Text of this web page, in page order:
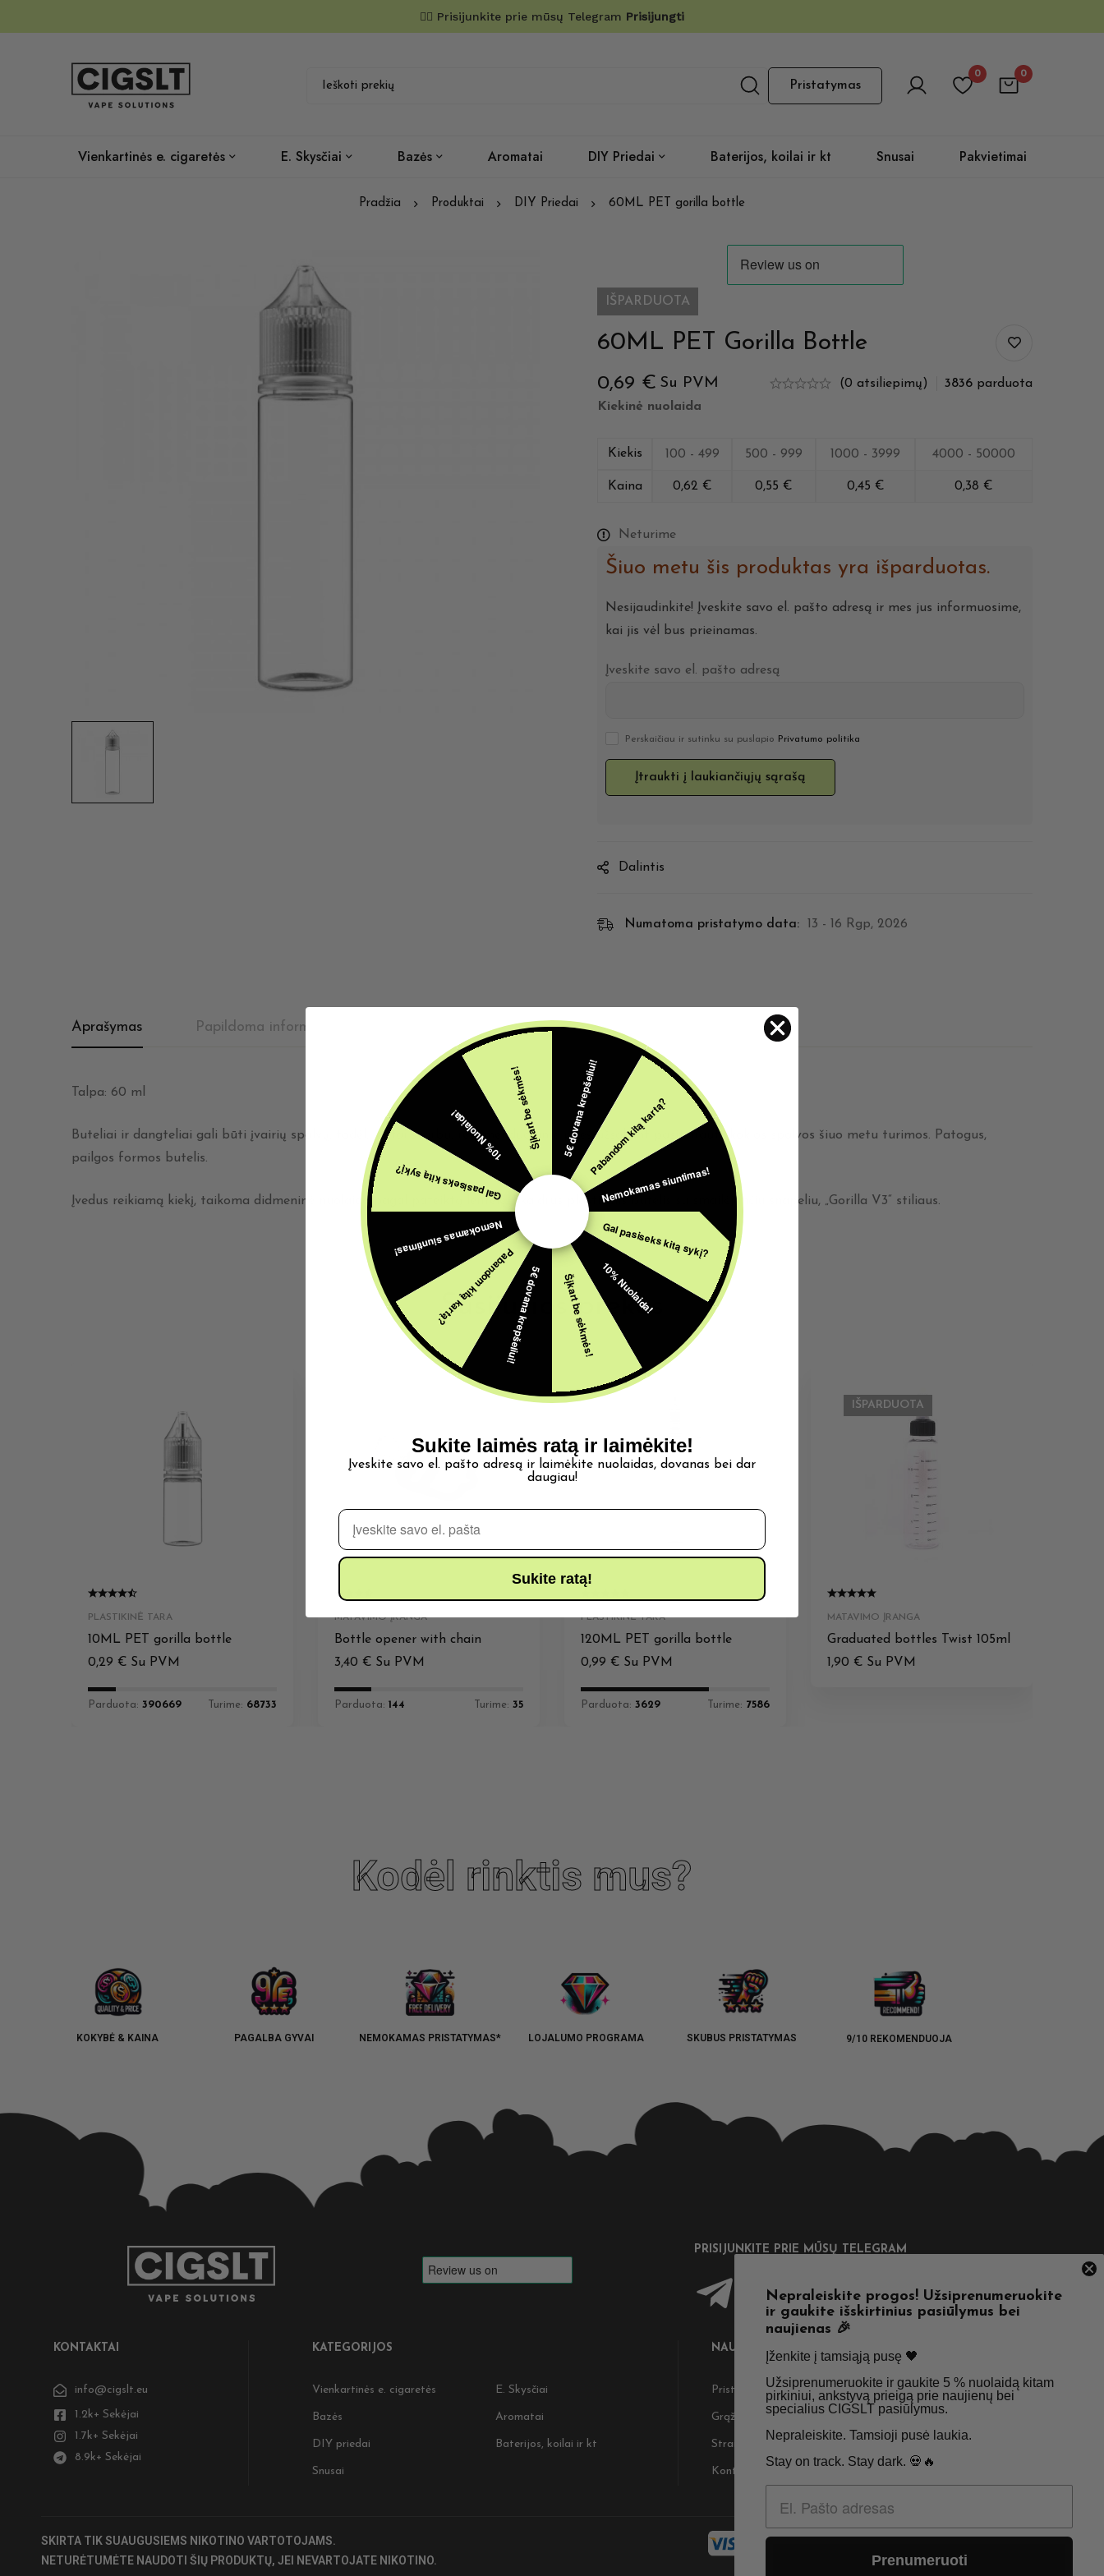
✌🏼 Prisijunkite prie mūsų Telegram Prisijungti
Pristatymas
0 0
Vienkartinės e. cigaretės E. Skysčiai Bazės Aromatai DIY Priedai Baterijos, koilai ir kt Snusai Pakvietimai
Pradžia Produktai DIY Priedai 60ML PET gorilla bottle
IŠPARDUOTA
60ML PET Gorilla Bottle
0,69 € Su PVM (0 atsiliepimų) 3836 parduota
Kiekinė nuolaida
Kiekis 100 - 499 500 - 999 1000 - 3999 4000 - 50000
Kaina 0,62 € 0,55 € 0,45 € 0,38 €
Neturime
Šiuo metu šis produktas yra išparduotas.
Nesijaudinkite! Įveskite savo el. pašto adresą ir mes jus informuosime,
kai jis vėl bus prieinamas.
Įveskite savo el. pašto adresą
Perskaičiau ir sutinku su puslapio Privatumo politika
Dalintis
Numatoma pristatymo data: 13 - 16 Rgp, 2026
Aprašymas Papildoma informacija Atsiliepimai (0) Klausimai
Talpa: 60 ml
Buteliai ir dangteliai gali būti įvairių spalvų, todėl, jei tai svarbu, rekomenduojame prieš užsakant pasiteirauti, kokios spalvos šiuo metu turimos. Patogus,
pailgos formos butelis.
Įvedus reikiamą kiekį, taikoma didmeninė nuolaida pagal pateiktą lentelę. Skaidrus plastikinis butelis su smailėjančiu snapeliu, „Gorilla V3“ stiliaus.
Susijusios prekės
PLASTIKINĖ TARA
10ML PET gorilla bottle
0,29 € Su PVM
Parduota: 390669 Turime: 68733
MATAVIMO ĮRANGA
Bottle opener with chain
3,40 € Su PVM
Parduota: 144 Turime: 35
PLASTIKINĖ TARA
120ML PET gorilla bottle
0,99 € Su PVM
Parduota: 3629 Turime: 7586
IŠPARDUOTA
MATAVIMO ĮRANGA
Graduated bottles Twist 105ml
1,90 € Su PVM
Kodėl rinktis mus?
KOKYBĖ & KAINA PAGALBA GYVAI NEMOKAMAS PRISTATYMAS* LOJALUMO PROGRAMA SKUBUS PRISTATYMAS 9/10 REKOMENDUOJA
PRISIJUNKITE PRIE MŪSŲ TELEGRAM
KONTAKTAI
info@cigslt.eu
1.2k+ Sekėjai
1.7k+ Sekėjai
8.9k+ Sekėjai
KATEGORIJOS
Vienkartinės e. cigaretės E. Skysčiai
Bazės Aromatai
DIY priedai Baterijos, koilai ir kt
Snusai
NAUDINGOS NUORODOS
Pristatymas Taisyklės & Nuostatos
Grąžinimas Privatumo politika
Straipsniai Apie Mus
Kontaktai Didmenos užklausos
SKIRTA TIK SUAUGUSIEMS NIKOTINO VARTOTOJAMS.
NETURĖTUMĖTE NAUDOTI ŠIŲ PRODUKTŲ, JEI NEVARTOJATE NIKOTINO.
Nepraleiskite progos! Užsiprenumeruokite
ir gaukite išskirtinius pasiūlymus bei
naujienas 🎉
Įženkite į tamsiąją pusę 🖤 ​
Užsiprenumeruokite ir gaukite 5 % nuolaidą kitam
pirkiniui, ankstyvą prieigą prie naujienų bei
specialius CIGSLT pasiūlymus. ​
Nepraleiskite. Tamsioji pusė laukia.
Stay on track. Stay dark. 💀🔥
Prenumeruoti
5€ dovana krepšeliui!Pabandom kitą kartą?
Nemokamas siuntimas!
Gal pasiseks kitą sykį?
10% Nuolaida!
Šįkart be sėkmės!
5€ dovana krepšeliui!
Pabandom kitą kartą?
Nemokamas siuntimas!
Gal pasiseks kitą sykį?
10% Nuolaida!Šįkart be sėkmės!
Sukite laimės ratą ir laimėkite!
Įveskite savo el. pašto adresą ir laimėkite nuolaidas, dovanas bei dar
daugiau!
El. Pašto adresas
Sukite ratą!